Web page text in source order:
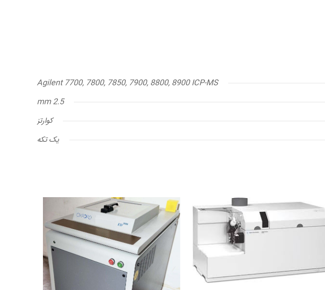
Agilent 7700, 7800, 7850, 7900, 8800, 8900 ICP-MS
mm 2.5
کوارتز
یک تکه